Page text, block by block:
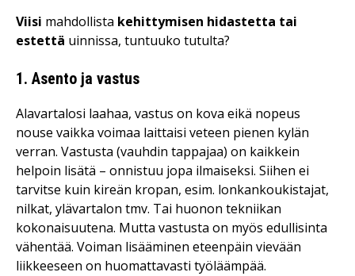
Viisi mahdollista kehittymisen hidastetta tai
estettä uinnissa, tuntuuko tutulta?
1. Asento ja vastus
Alavartalosi laahaa, vastus on kova eikä nopeus
nouse vaikka voimaa laittaisi veteen pienen kylän
verran. Vastusta (vauhdin tappajaa) on kaikkein
helpoin lisätä – onnistuu jopa ilmaiseksi. Siihen ei
tarvitse kuin kireän kropan, esim. lonkankoukistajat,
nilkat, ylävartalon tmv. Tai huonon tekniikan
kokonaisuutena. Mutta vastusta on myös edullisinta
vähentää. Voiman lisääminen eteenpäin vievään
liikkeeseen on huomattavasti työläämpää.